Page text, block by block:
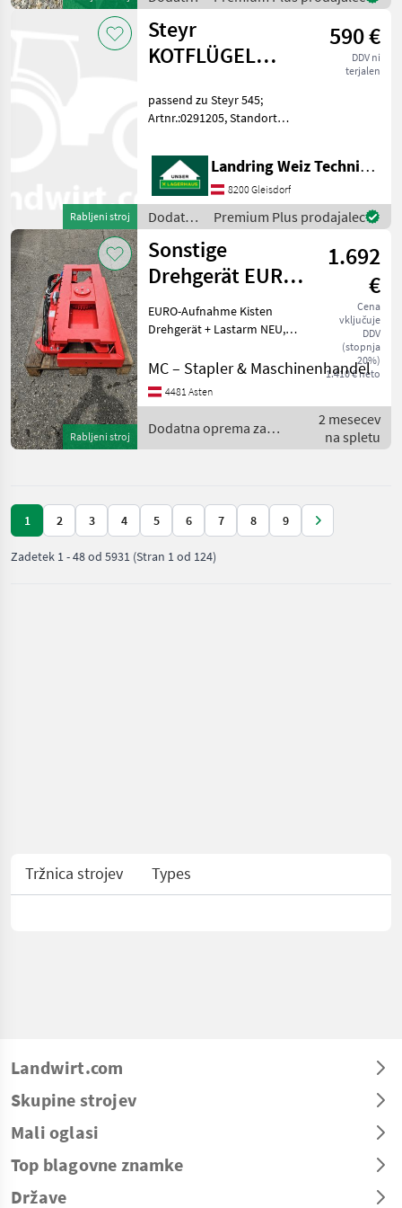
oprema
za
traktorje
/
Rabljeni stroj
Steyr
KOTFLÜGEL
590 €
DDV ni
terjalen
passend zu Steyr 545;
Artnr.:0291205, Standort
Dodatna oprema za
traktorje Druga dodatna
oprema za traktorje
Landring Weiz Technikzentrum Süd
8200 Gleisdorf
Dodatna
oprema
za
traktorje
/ Steyr
Premium Plus prodajalec
Rabljeni stroj
Sonstige
Drehgerät EURO-
Aufhängung,
1200mm
1.692
€
Cena
vključuje
DDV
(stopnja
20%)
1.410 € neto
EURO-Aufnahme Kisten
Drehgerät + Lastarm NEU,
Eigengewicht: 200kg
Drehbereich: 180° links
drehend, Aufhängung: ISO 2
MC – Stapler & Maschinenhandel
4481 Asten
Dodatna oprema za
traktorje / Sonstige
2 mesecev
na spletu
1 2 3 4 5 6 7 8 9
Zadetek 1-48od 5931 (Stran 1 od 124)
Tržnica strojev Types
Landwirt.com
Skupine strojev
Mali oglasi
Top blagovne znamke
Države